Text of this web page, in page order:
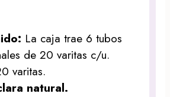
La caja trae 6 tubos
de 20 varitas c/u.
varitas.
natural.